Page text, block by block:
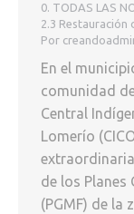
0. TODAS LAS
2.3 Restauración
Por
En el
comunidad
Central
Lomerío
de los Planes
(PGMF) de la